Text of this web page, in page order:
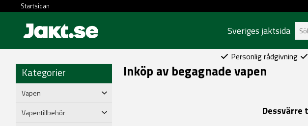
Startsidan
Sveriges jaktsida
Personlig rådgivning
Kategorier
Vapen
Vapentillbehör
Inköp av begagnade vapen
Dessvärre